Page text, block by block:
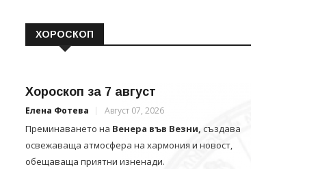
ХОРОСКОП
Хороскоп за 7 август
Елена Фотева Август 07, 2026
Преминаването на Венера във Везни, създава
освежаваща атмосфера на хармония и новост,
обещаваща приятни изненади.